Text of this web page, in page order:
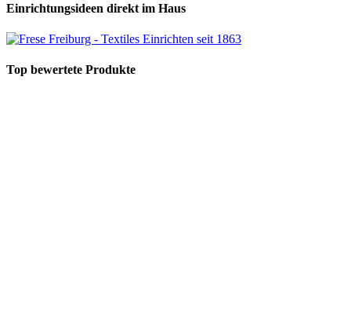
Einrichtungsideen direkt im Haus
Top bewertete Produkte